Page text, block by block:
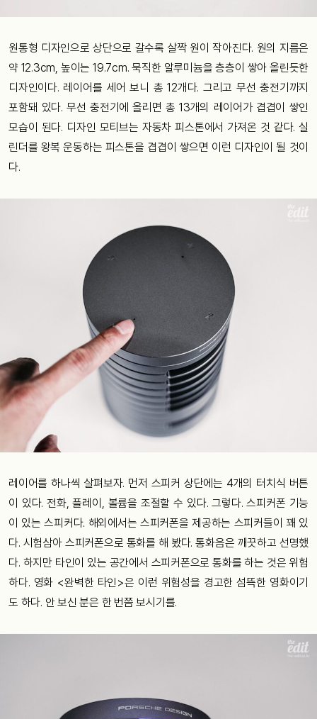
원통형 디자인으로 상단으로 갈수록 살짝 원이 작아진다. 원의 지름은
약 12.3cm, 높이는 19.7cm. 묵직한 알루미늄을 층층이 쌓아 올린듯한
디자인이다. 레이어를 세어 보니 총 12개다. 그리고 무선 충전기까지
포함돼 있다. 무선 충전기에 올리면 총 13개의 레이어가 겹겹이 쌓인
모습이 된다. 디자인 모티브는 자동차 피스톤에서 가져온 것 같다. 실
린더를 왕복 운동하는 피스톤을 겹겹이 쌓으면 이런 디자인이 될 것이
다.
레이어를 하나씩 살펴보자. 먼저 스피커 상단에는 4개의 터치식 버튼
이 있다. 전화, 플레이, 볼륨을 조절할 수 있다. 그렇다. 스피커폰 기능
이 있는 스피커다. 해외에서는 스피커폰을 제공하는 스피커들이 꽤 있
다. 시험삼아 스피커폰으로 통화를 해 봤다. 통화음은 깨끗하고 선명했
다. 하지만 타인이 있는 공간에서 스피커폰으로 통화를 하는 것은 위험
하다. 영화 <완벽한 타인>은 이런 위험성을 경고한 섬뜩한 영화이기
도 하다. 안 보신 분은 한 번쯤 보시기를.